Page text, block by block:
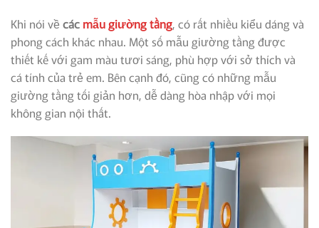
Khi nói về các mẫu giường tầng, có rất nhiều kiểu dáng và
phong cách khác nhau. Một số mẫu giường tầng được
thiết kế với gam màu tươi sáng, phù hợp với sở thích và
cá tính của trẻ em. Bên cạnh đó, cũng có những mẫu
giường tầng tối giản hơn, dễ dàng hòa nhập với mọi
không gian nội thất.